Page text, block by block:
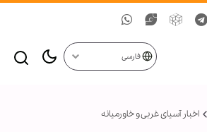
فارسی
اخبار آسیای غربی و خاورمیانه